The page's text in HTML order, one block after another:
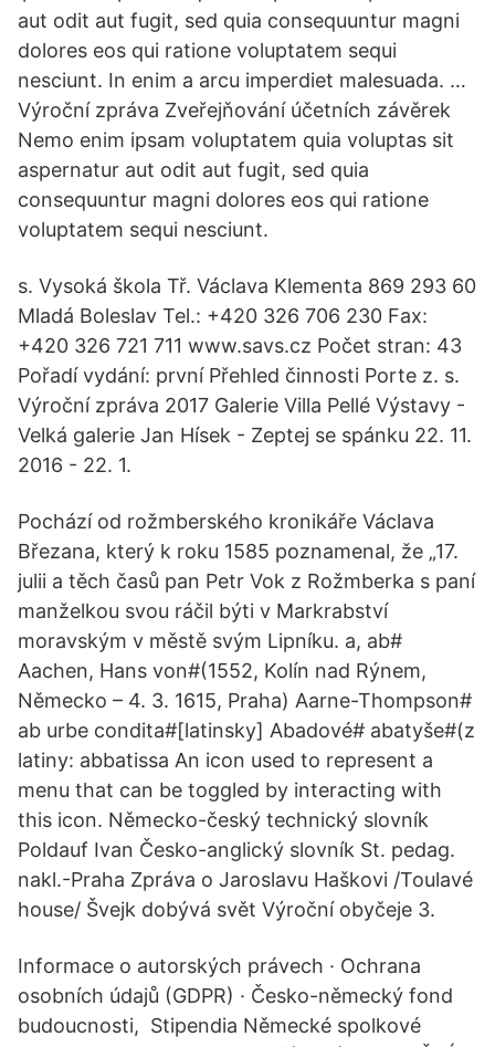
aut odit aut fugit, sed quia consequuntur magni
dolores eos qui ratione voluptatem sequi
nesciunt. In enim a arcu imperdiet malesuada. …
Výroční zpráva Zveřejňování účetních závěrek
Nemo enim ipsam voluptatem quia voluptas sit
aspernatur aut odit aut fugit, sed quia
consequuntur magni dolores eos qui ratione
voluptatem sequi nesciunt.
s. Vysoká škola Tř. Václava Klementa 869 293 60
Mladá Boleslav Tel.: +420 326 706 230 Fax:
+420 326 721 711 www.savs.cz Počet stran: 43
Pořadí vydání: první Přehled činnosti Porte z. s.
Výroční zpráva 2017 Galerie Villa Pellé Výstavy -
Velká galerie Jan Hísek - Zeptej se spánku 22. 11.
2016 - 22. 1.
Pochází od rožmberského kronikáře Václava
Březana, který k roku 1585 poznamenal, že „17.
julii a těch časů pan Petr Vok z Rožmberka s paní
manželkou svou ráčil býti v Markrabství
moravským v městě svým Lipníku. a, ab#
Aachen, Hans von#(1552, Kolín nad Rýnem,
Německo – 4. 3. 1615, Praha) Aarne-Thompson#
ab urbe condita#[latinsky] Abadové# abatyše#(z
latiny: abbatissa An icon used to represent a
menu that can be toggled by interacting with
this icon. Německo-český technický slovník
Poldauf Ivan Česko-anglický slovník St. pedag.
nakl.-Praha Zpráva o Jaroslavu Haškovi /Toulavé
house/ Švejk dobývá svět Výroční obyčeje 3.
Informace o autorských právech · Ochrana
osobních údajů (GDPR) · Česko-německý fond
budoucnosti, Stipendia Německé spolkové